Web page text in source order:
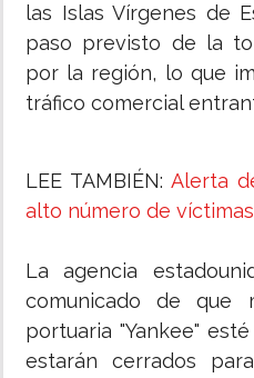
las Islas Vírgenes de
paso previsto de la
por la región, lo que
tráfico comercial
LEE TAMBIÉN: Alerta
alto número de
La agencia
comunicado de que
portuaria "Yankee"
estarán cerrados